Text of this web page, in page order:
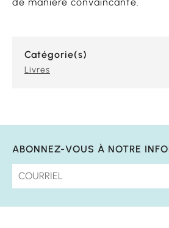
Catégorie(s)
Livres
ABONNEZ-VOUS À NOTRE